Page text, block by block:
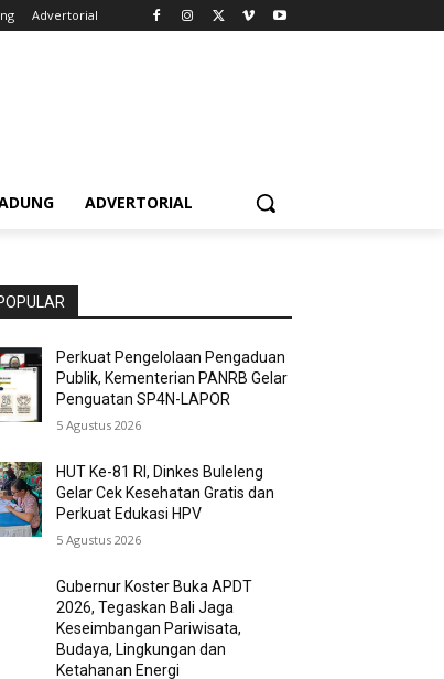
Advertorial
ADVERTORIAL
Perkuat Pengelolaan Pengaduan
Publik, Kementerian PANRB Gelar
Penguatan SP4N-LAPOR
5 Agustus 2026
HUT Ke-81 RI, Dinkes Buleleng
Gelar Cek Kesehatan Gratis dan
Perkuat Edukasi HPV
5 Agustus 2026
Gubernur Koster Buka APDT
2026, Tegaskan Bali Jaga
Keseimbangan Pariwisata,
Budaya, Lingkungan dan
Ketahanan Energi